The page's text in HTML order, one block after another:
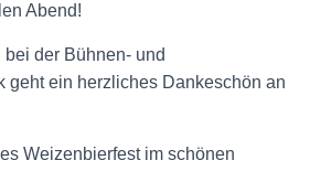
Abend!
der Bühnen- und
geht ein herzliches Dankeschön an
Weizenbierfest im schönen